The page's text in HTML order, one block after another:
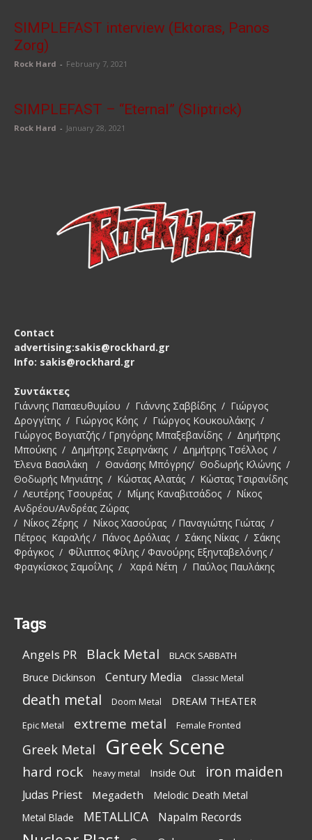
SIMPLEFAST interview (Ektoras, Panos
Zorg)
Rock Hard - February 7, 2021
SIMPLEFAST – “Eternal” (Sliptrick)
Rock Hard - January 28, 2021
Contact
advertising:sakis@rockhard.gr
Info: sakis@rockhard.gr
Συντάκτες
Γιάννης Παπαευθυμίου / Γιάννης Σαββίδης / Γιώργος
Δρογγίτης / Γιώργος Κόης / Γιώργος Κουκουλάκης /
Γιώργος Βογιατζής / Γρηγόρης Μπαξεβανίδης / Δημήτρης
Μπούκης / Δημήτρης Σειρηνάκης / Δημήτρης Τσέλλος /
Έλενα Βασιλάκη / Θανάσης Μπόγρης/ Θοδωρής Κλώνης /
Θοδωρής Μηνιάτης / Κώστας Αλατάς / Κώστας Τσιρανίδης
/ Λευτέρης Τσουρέας / Μίμης Καναβιτσάδος / Νίκος
Ανδρέου/Ανδρέας Ζώρας
/ Νίκος Ζέρης / Νίκος Χασούρας / Παναγιώτης Γιώτας /
Πέτρος Καραλής / Πάνος Δρόλιας / Σάκης Νίκας / Σάκης
Φράγκος / Φίλιππος Φίλης / Φανούρης Εξηνταβελόνης /
Φραγκίσκος Σαμοΐλης / Χαρά Νέτη / Παύλος Παυλάκης
Tags
Angels PR Black Metal BLACK SABBATH
Bruce Dickinson Century Media Classic Metal
death metal Doom Metal DREAM THEATER
Epic Metal extreme metal Female Fronted
Greek Metal Greek Scene
hard rock heavy metal Inside Out iron maiden
Judas Priest Megadeth Melodic Death Metal
Metal Blade METALLICA Napalm Records